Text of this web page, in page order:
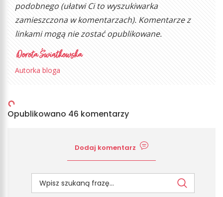
podobnego (ułatwi Ci to wyszukiwarka
zamieszczona w komentarzach). Komentarze z
linkami mogą nie zostać opublikowane.
Autorka bloga
Opublikowano 46 komentarzy
Dodaj komentarz